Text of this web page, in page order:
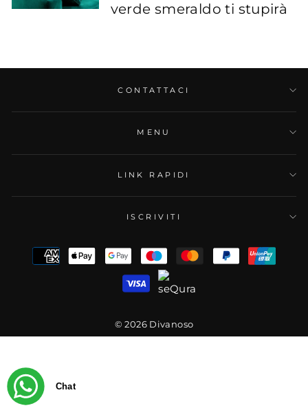
verde smeraldo ti stupirà
CONTATTACI
MENU
LINK RAPIDI
ISCRIVITI
© 2026 Divanoso
Chat